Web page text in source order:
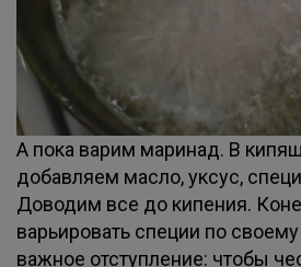
А пока варим маринад. В
добавляем масло, уксус,
Доводим все до кипения.
варьировать специи по
важное отступление: чтобы